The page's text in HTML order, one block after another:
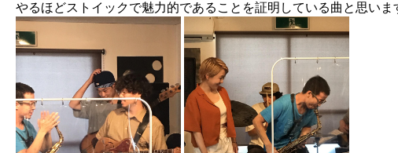
やるほどストイックで魅力的であることを証明している曲と思いま